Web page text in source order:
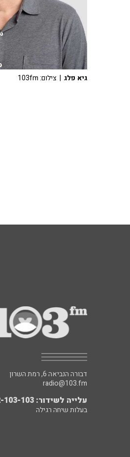
גיא פלג | צילום: 103fm
דבורה הנביאה 6, רמת השרון
radio@103.fm
עלייה לשידור: 0552-103-103
בעלות שיחה רגילה